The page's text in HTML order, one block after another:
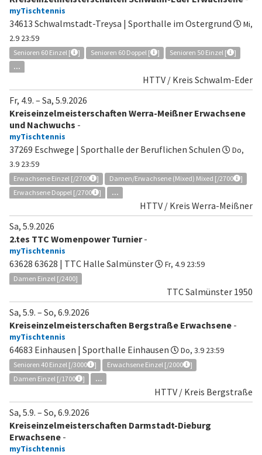
myTischtennis
34613 Schwalmstadt-Treysa | Sporthalle im Ostergrund
Mi,
2.9 23:59
Senioren 60 Einzel [ ] Senioren 60 Doppel [ ] Senioren 50 Einzel [
]
...
HTTV / Kreis Schwalm-Eder
Fr, 4.9. – Sa, 5.9.2026
Kreiseinzelmeisterschaften Werra-Meißner Erwachsene
und Nachwuchs -
myTischtennis
37269 Eschwege | Sporthalle der Beruflichen Schulen
Do,
3.9 23:59
Erwachsene Einzel [/2700 ] Damen/Erwachsene (Mixed) Mixed [/2700
]
Erwachsene Doppel [/2700
] ...
HTTV / Kreis Werra-Meißner
Sa, 5.9.2026
2.tes TTC Womenpower Turnier-
myTischtennis
63628 63628 | TTC Halle Salmünster Fr, 4.9 23:59
Damen Einzel [/2400]
TTC Salmünster 1950
Sa, 5.9. – So, 6.9.2026
Kreiseinzelmeisterschaften Bergstraße Erwachsene -
myTischtennis
64683 Einhausen | Sporthalle Einhausen Do, 3.9 23:59
Senioren 40 Einzel [/3000 ] Erwachsene Einzel [/2000
]
Damen Einzel [/1700
] ...
HTTV / Kreis Bergstraße
Sa, 5.9. – So, 6.9.2026
Kreiseinzelmeisterschaften Darmstadt-Dieburg
Erwachsene -
myTischtennis